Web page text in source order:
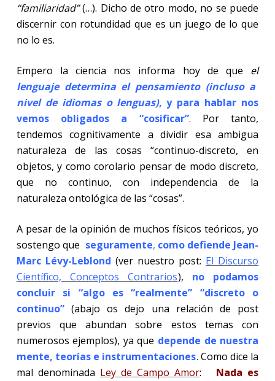
“familiaridad”(…). Dicho de otro modo, no se puede
discernir con rotundidad que es un juego de lo que
no lo es.
Empero la ciencia nos informa hoy de que el
lenguaje determina el pensamiento (incluso a
nivel de idiomas o lenguas), y para hablar nos
vemos obligados a “cosificar”. Por tanto,
tendemos cognitivamente a dividir esa ambigua
naturaleza de las cosas “continuo-discreto, en
objetos, y como corolario pensar de modo discreto,
que no continuo, con independencia de la
naturaleza ontológica de las “cosas”.
A pesar de la opinión de muchos físicos teóricos, yo
sostengo que seguramente, como defiende Jean-
Marc Lévy-Leblond (ver nuestro post: El Discurso
Científico, Conceptos Contrarios), no podamos
concluir si “algo es “realmente” “discreto o
continuo”(abajo os dejo una relación de post
previos que abundan sobre estos temas con
numerosos ejemplos), ya que depende de nuestra
mente, teorías e instrumentaciones. Como dice la
mal denominada Ley de Campo Amor: Nada es